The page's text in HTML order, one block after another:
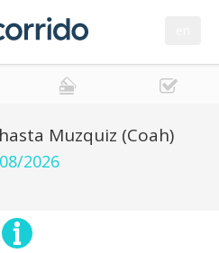
Muzquiz (Coah)
2026